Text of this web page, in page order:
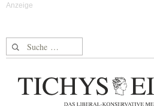
Suche nach: